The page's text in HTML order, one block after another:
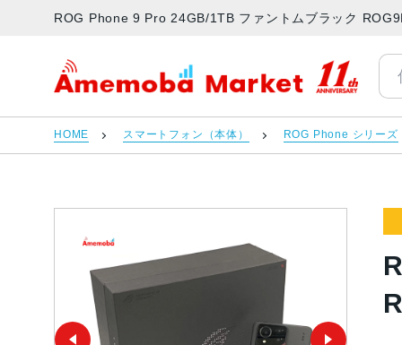
ROG Phone 9 Pro 24GB/1TB ファントムブラック
アメモバマーケット
HOME スマートフォン（本体） ROG Phone シリーズ